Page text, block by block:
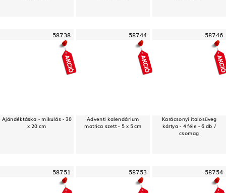
58738
Ajándéktáska - mikulás - 30
x 20 cm
58744
Adventi kalendárium
matrica szett - 5 x 5 cm
58746
Karácsonyi italosüveg
kártya - 4 féle - 6 db /
csomag
58751 58753 58754